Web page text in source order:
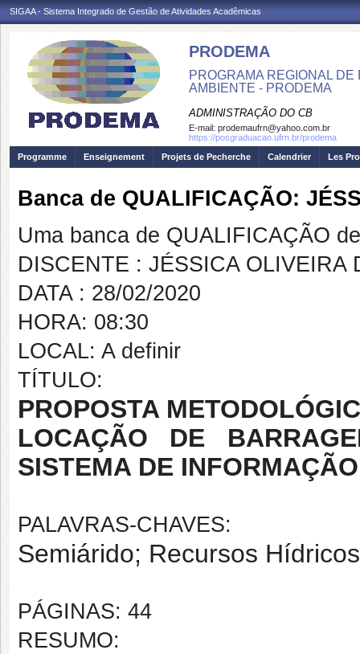
SIGAA - Sistema Integrado de Gestão de Atividades Acadêmicas
PRODEMA
PROGRAMA REGIONAL
AMBIENTE - PRODEMA
ADMINISTRAÇÃO DO CB
E-mail: prodemaufrn@yahoo.com.br
https://posgraduacao.ufrn.br/prodema
Programme
Enseignement Projets de Pecherche Calendrier Les
Banca de QUALIFICAÇÃO:
Uma banca de QUALIFICAÇÃO
DISCENTE : JÉSSICA OLIVEIRA
DATA : 28/02/2020
HORA: 08:30
LOCAL: A definir
TÍTULO:
PROPOSTA
LOCAÇÃO DE
SISTEMA DE
PALAVRAS-CHAVES:
Semiárido; Recursos
PÁGINAS: 44
RESUMO: